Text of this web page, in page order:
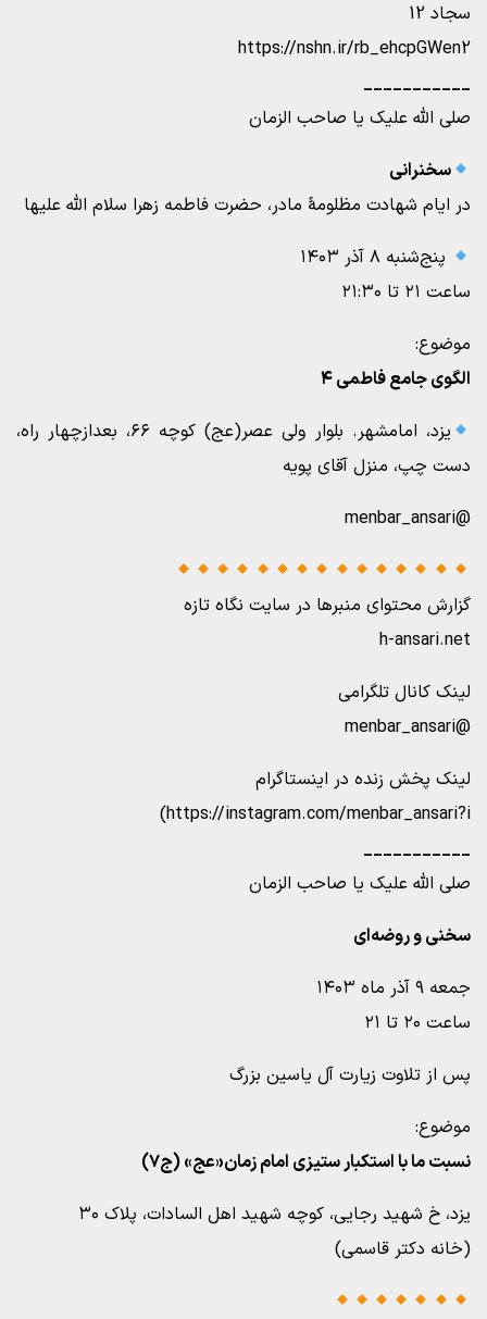
سجاد 12
https://nshn.ir/rb_ehcpGWen2
___________
صلی الله علیک یا صاحب الزمان
سخنرانی
در ایام شهادت مظلومۀ مادر، حضرت فاطمه زهرا سلام الله علیها
پنج‌شنبه ۸ آذر ۱۴۰۳
ساعت ۲۱ تا ۲۱:۳۰
موضوع:
الگوی جامع فاطمی ۴
یزد، امامشهر. بلوار ولی عصر(عج) کوچه ۶۶، بعدازچهار راه،
دست چپ، منزل آقای پویه
@menbar_ansari
گزارش محتوای منبرها در سایت نگاه تازه
h-ansari.net
لینک کانال تلگرامی
@menbar_ansari
لینک پخش زنده در اینستاگرام
https://instagram.com/menbar_ansari?i)
___________
صلی الله علیک یا صاحب الزمان
سخنی و روضه‌ای
جمعه ۹ آذر ماه ۱۴۰۳
ساعت ۲۰ تا ۲۱
پس از تلاوت زیارت آل یاسین بزرگ
موضوع:
نسبت ما با استکبار ستیزی امام زمان«عج» (ج۷)
یزد، خ شهید رجایی، کوچه شهید اهل السادات، پلاک ۳۰
(خانه دکتر قاسمی)